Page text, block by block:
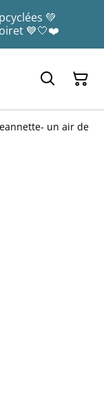
💚
💙🤍❤️
un air de